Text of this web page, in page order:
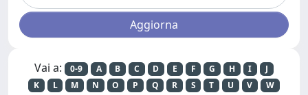
Vai a: 0-9 A B C D E F G H I
J
K
L M N O P Q R S T U V
W